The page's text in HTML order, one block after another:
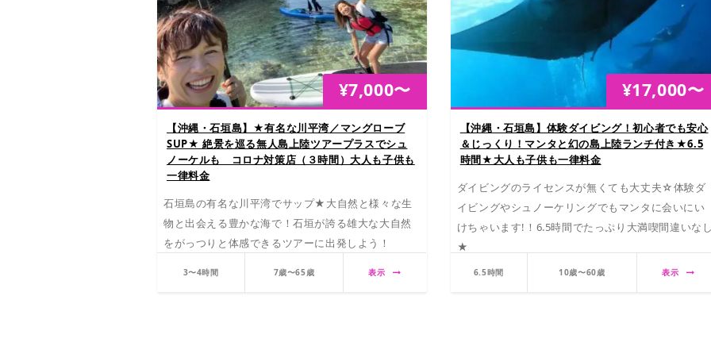
¥7,000〜
【沖縄・石垣島】★有名な川平湾／マングローブ
SUP★ 絶景を巡る無人島上陸ツアープラスでシュ
ノーケルも コロナ対策店（３時間）大人も子供も
一律料金
石垣島の有名な川平湾でサップ★大自然と様々な生
物と出会える豊かな海で！石垣が誇る雄大な大自然
をがっつりと体感できるツアーに出発しよう！
3〜4時間 7歳〜65歳 表示
¥17,000〜
【沖縄・石垣島】体験ダイビング！初心者でも安心
＆じっくり！マンタと幻の島上陸ランチ付き★6.5
時間★大人も子供も一律料金
ダイビングのライセンスが無くても大丈夫☆体験ダ
イビングやシュノーケリングでもマンタに会いにい
けちゃいます!！6.5時間でたっぷり大満喫間違いな
★
6.5時間 10歳〜60歳 表示